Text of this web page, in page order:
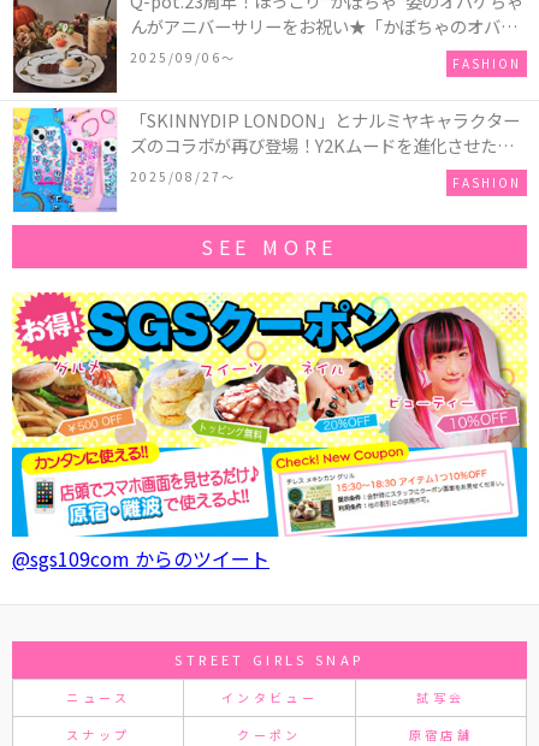
んがアニバーサリーをお祝い★「かぼちゃのオバケ
ーキアクセサリー」が新発売！Q-pot CAFE.では
「かぼちゃのオバケーキプレート」も登場
2025/09/06〜 FASHION
「SKINNYDIP LONDON」とナルミヤキャラクター
ズのコラボが再び登場！Y2Kムードを進化させた新
作コレクションを発売♪
2025/08/27〜 FASHION
SEE MORE
@sgs109com からのツイート
STREET GIRLS SNAP
ニュース インタビュー 試写会
スナップ クーポン 原宿店舗